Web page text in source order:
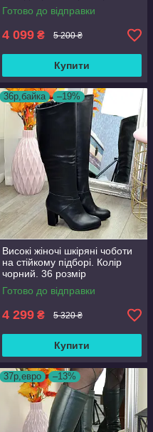
Готово до відправки
4 099 ₴ 5 200 ₴
Купити
36р,байка –19%
Високі жіночі шкіряні чоботи
на стійкому підборі. Колір
чорний. 36 розмір
Готово до відправки
4 299 ₴ 5 320 ₴
Купити
37р,евро –13%